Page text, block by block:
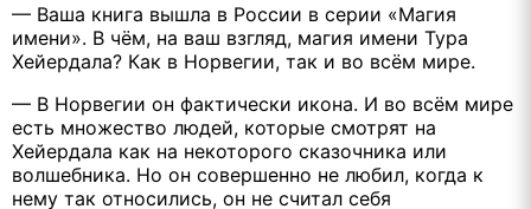
— Ваша книга вышла в России в серии «Магия
имени». В чём, на ваш взгляд, магия имени Тура
Хейердала? Как в Норвегии, так и во всём мире.
— В Норвегии он фактически икона. И во всём мире
есть множество людей, которые смотрят на
Хейердала как на некоторого сказочника или
волшебника. Но он совершенно не любил, когда к
нему так относились, он не считал себя